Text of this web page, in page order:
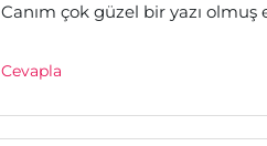
Canım çok güzel bir yazı olmuş
Cevapla